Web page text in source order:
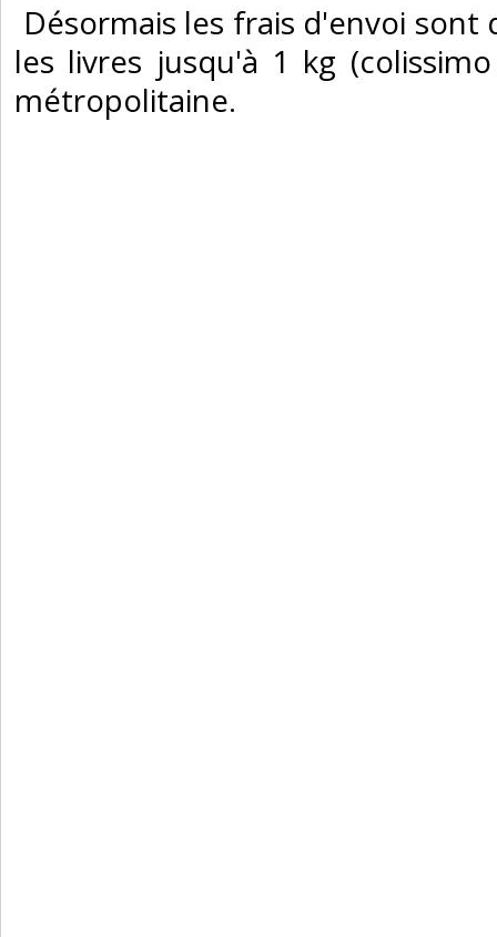
Désormais les frais d'envoi
les livres jusqu'à 1 kg
métropolitaine.‎